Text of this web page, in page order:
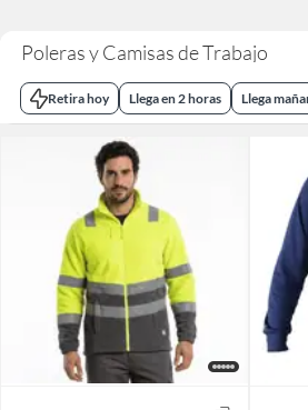
Poleras y Camisas de Trabajo
Retira hoy Llega en 2 horas Llega